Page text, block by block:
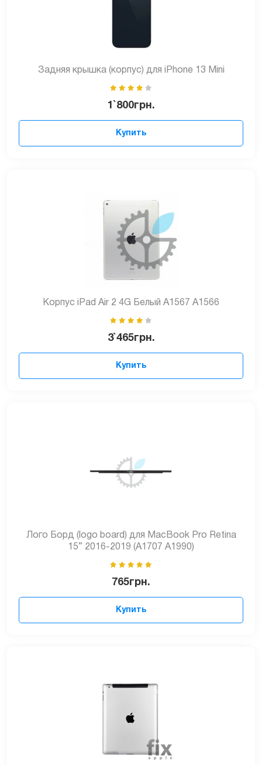
Задняя крышка (корпус) для iPhone 13 Mini
1`800грн.
Купить
Корпус iPad Air 2 4G Белый A1567 A1566
3`465грн.
Купить
Лого Борд (logo board) для MacBook Pro Retina
15” 2016-2019 (A1707 A1990)
765грн.
Купить